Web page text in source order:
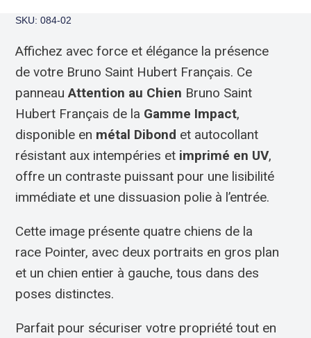
SKU: 084-02
Affichez avec force et élégance la présence
de votre Bruno Saint Hubert Français. Ce
panneauAttention au Chien Bruno Saint
Hubert Français de la Gamme Impact,
disponible en métal Dibond et autocollant
résistant aux intempéries et imprimé en UV,
offre un contraste puissant pour une lisibilité
immédiate et une dissuasion polie à l’entrée.
Cette image présente quatre chiens de la
race Pointer, avec deux portraits en gros plan
et un chien entier à gauche, tous dans des
poses distinctes.
Parfait pour sécuriser votre propriété tout en